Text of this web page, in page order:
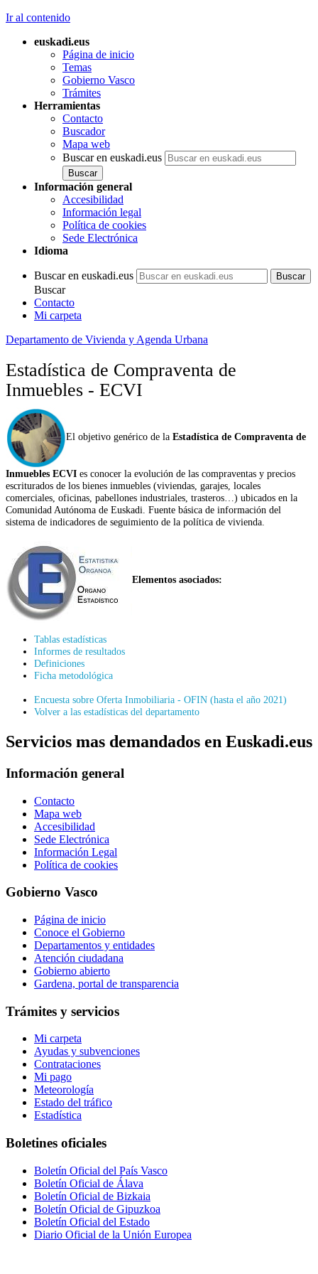
Ir al contenido
euskadi.eus
Página de inicio
Temas
Gobierno Vasco
Trámites
Herramientas
Contacto
Buscador
Mapa web
Buscar en euskadi.eus
Información general
Accesibilidad
Información legal
Política de cookies
Sede Electrónica
Idioma
Buscar en euskadi.eus
Buscar
Contacto
Mi carpeta
Departamento de Vivienda y Agenda Urbana
Estadística de Compraventa de
Inmuebles - ECVI
El objetivo genérico de la Estadística de Compraventa de
Inmuebles ECVI es conocer la evolución de las compraventas y precios
escriturados de los bienes inmuebles (viviendas, garajes, locales
comerciales, oficinas, pabellones industriales, trasteros…) ubicados en la
Comunidad Autónoma de Euskadi. Fuente básica de información del
sistema de indicadores de seguimiento de la política de vivienda.
Elementos asociados:
Tablas estadísticas
Informes de resultados
Definiciones
Ficha metodológica
Encuesta sobre Oferta Inmobiliaria - OFIN (hasta el año 2021)
Volver a las estadísticas del departamento
Servicios mas demandados en Euskadi.eus
Información general
Contacto
Mapa web
Accesibilidad
Sede Electrónica
Información Legal
Política de cookies
Gobierno Vasco
Página de inicio
Conoce el Gobierno
Departamentos y entidades
Atención ciudadana
Gobierno abierto
Gardena, portal de transparencia
Trámites y servicios
Mi carpeta
Ayudas y subvenciones
Contrataciones
Mi pago
Meteorología
Estado del tráfico
Estadística
Boletines oficiales
Boletín Oficial del País Vasco
Boletín Oficial de Álava
Boletín Oficial de Bizkaia
Boletín Oficial de Gipuzkoa
Boletín Oficial del Estado
Diario Oficial de la Unión Europea